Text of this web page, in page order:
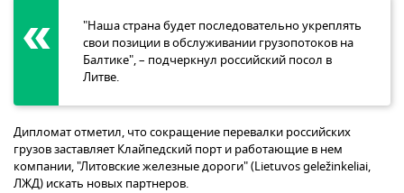
"Наша страна будет последовательно укреплять
свои позиции в обслуживании грузопотоков на
Балтике", – подчеркнул российский посол в
Литве.
Дипломат отметил, что сокращение перевалки российских
грузов заставляет Клайпедский порт и работающие в нем
компании, "Литовские железные дороги" (Lietuvos geležinkeliai,
ЛЖД) искать новых партнеров.